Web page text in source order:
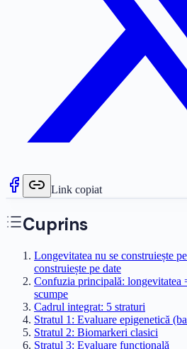
Link copiat
Cuprins
Longevitatea nu se construiește
construiește pe date
Confuzia principală: longevitatea
scumpe
Cadrul integrat: 5 straturi
Stratul 1: Evaluare epigenetică
Stratul 2: Biomarkeri clasici
Stratul 3: Evaluare funcțională